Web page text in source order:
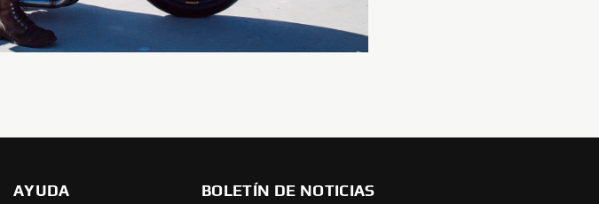
AYUDA BOLETÍN DE NOTICIAS